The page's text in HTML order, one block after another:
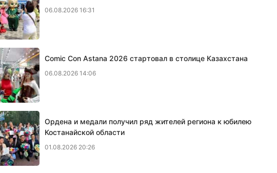
06.08.2026 16:31
Comic Con Astana 2026 стартовал в столице Казахстана
06.08.2026 14:06
Ордена и медали получил ряд жителей региона к юбилею
Костанайской области
01.08.2026 20:26